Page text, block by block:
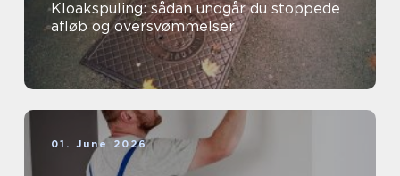
Kloakspuling: sådan undgår du stoppede
afløb og oversvømmelser
01. June 2026